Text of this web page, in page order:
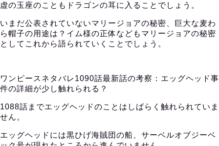
虚の玉座のこともドラゴンの耳に入ることでしょう。
いまだ公表されていないマリージョアの秘密、巨大な麦わ
ら帽子の用途は？イム様の正体などもマリージョアの秘密
としてこれから語られていくことでしょう。
ワンピースネタバレ1090話最新話の考察：エッグヘッド事
件の詳細が少し触れられる？
1088話までエッグヘッドのことはしばらく触れられていま
せん。
エッグヘッドには黒ひげ海賊団の船、サーベルオブジーベ